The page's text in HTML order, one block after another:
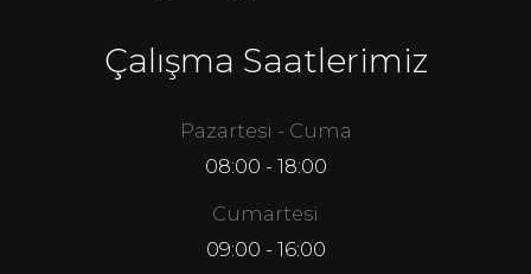
Çalışma Saatlerimiz
Pazartesi - Cuma
08:00 - 18:00
Cumartesi
09:00 - 16:00